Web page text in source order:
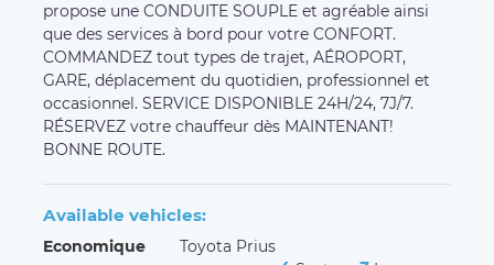
propose une CONDUITE SOUPLE et agréable ainsi
que des services à bord pour votre CONFORT.
COMMANDEZ tout types de trajet, AÉROPORT,
GARE, déplacement du quotidien, professionnel et
occasionnel. SERVICE DISPONIBLE 24H/24, 7J/7.
RÉSERVEZ votre chauffeur dès MAINTENANT!
BONNE ROUTE.
Available vehicles:
Economique Toyota Prius